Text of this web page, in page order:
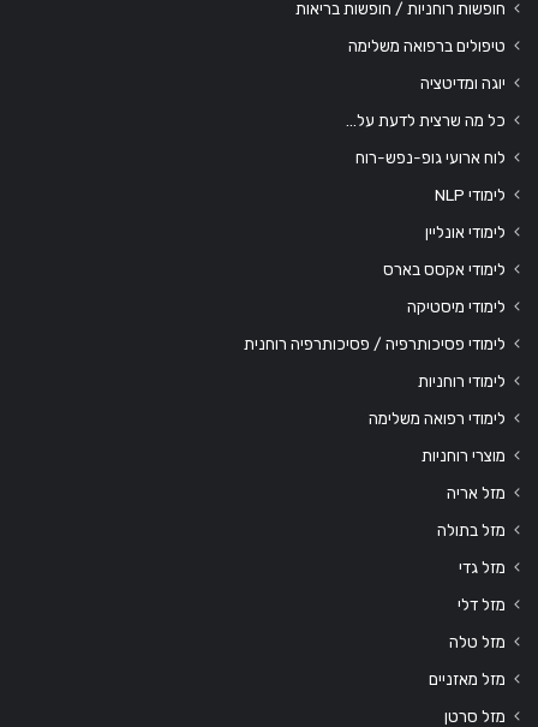
חופשות רוחניות / חופשות בריאות
טיפולים ברפואה משלימה
יוגה ומדיטציה
כל מה שרצית לדעת על…
לוח ארועי גופ-נפש-רוח
לימודי NLP
לימודי אונליין
לימודי אקסס בארס
לימודי מיסטיקה
לימודי פסיכותרפיה / פסיכותרפיה רוחנית
לימודי רוחניות
לימודי רפואה משלימה
מוצרי רוחניות
מזל אריה
מזל בתולה
מזל גדי
מזל דלי
מזל טלה
מזל מאזניים
מזל סרטן